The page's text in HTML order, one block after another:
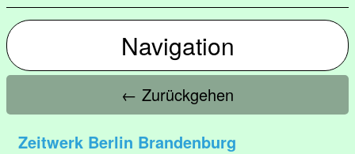
Navigation
← Zurückgehen
Zeitwerk Berlin Brandenburg